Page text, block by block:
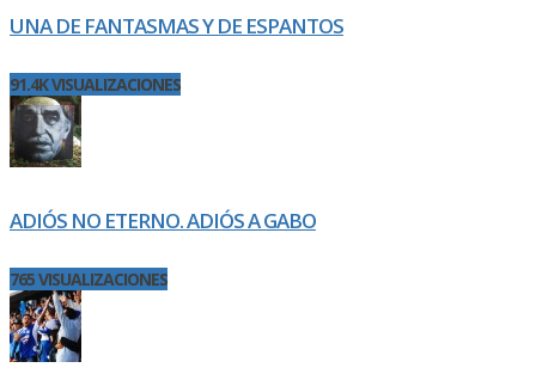
UNA DE FANTASMAS Y DE ESPANTOS
91.4K VISUALIZACIONES
ADIÓS NO ETERNO. ADIÓS A GABO
765 VISUALIZACIONES